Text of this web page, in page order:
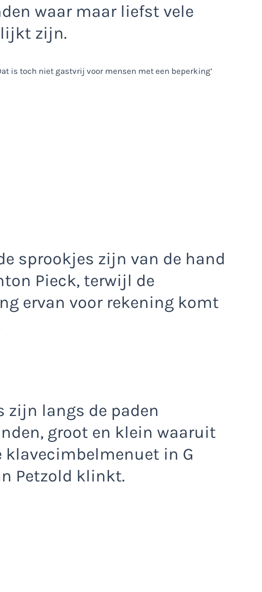
waar maar liefst vele
zijn.
sprookjes zijn van de hand
Pieck, terwijl de
ervan voor rekening komt
zijn langs de paden
groot en klein waaruit
in G
Petzold klinkt.